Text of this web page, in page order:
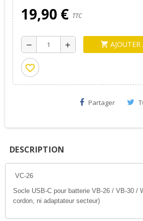
19,90 € TTC
remove add shopping_cart
favorite_border
Partager
DESCRIPTION
VC-26
Socle USB-C pour batterie VB-26 / VB-30 /
cordon, ni adaptateur secteur)